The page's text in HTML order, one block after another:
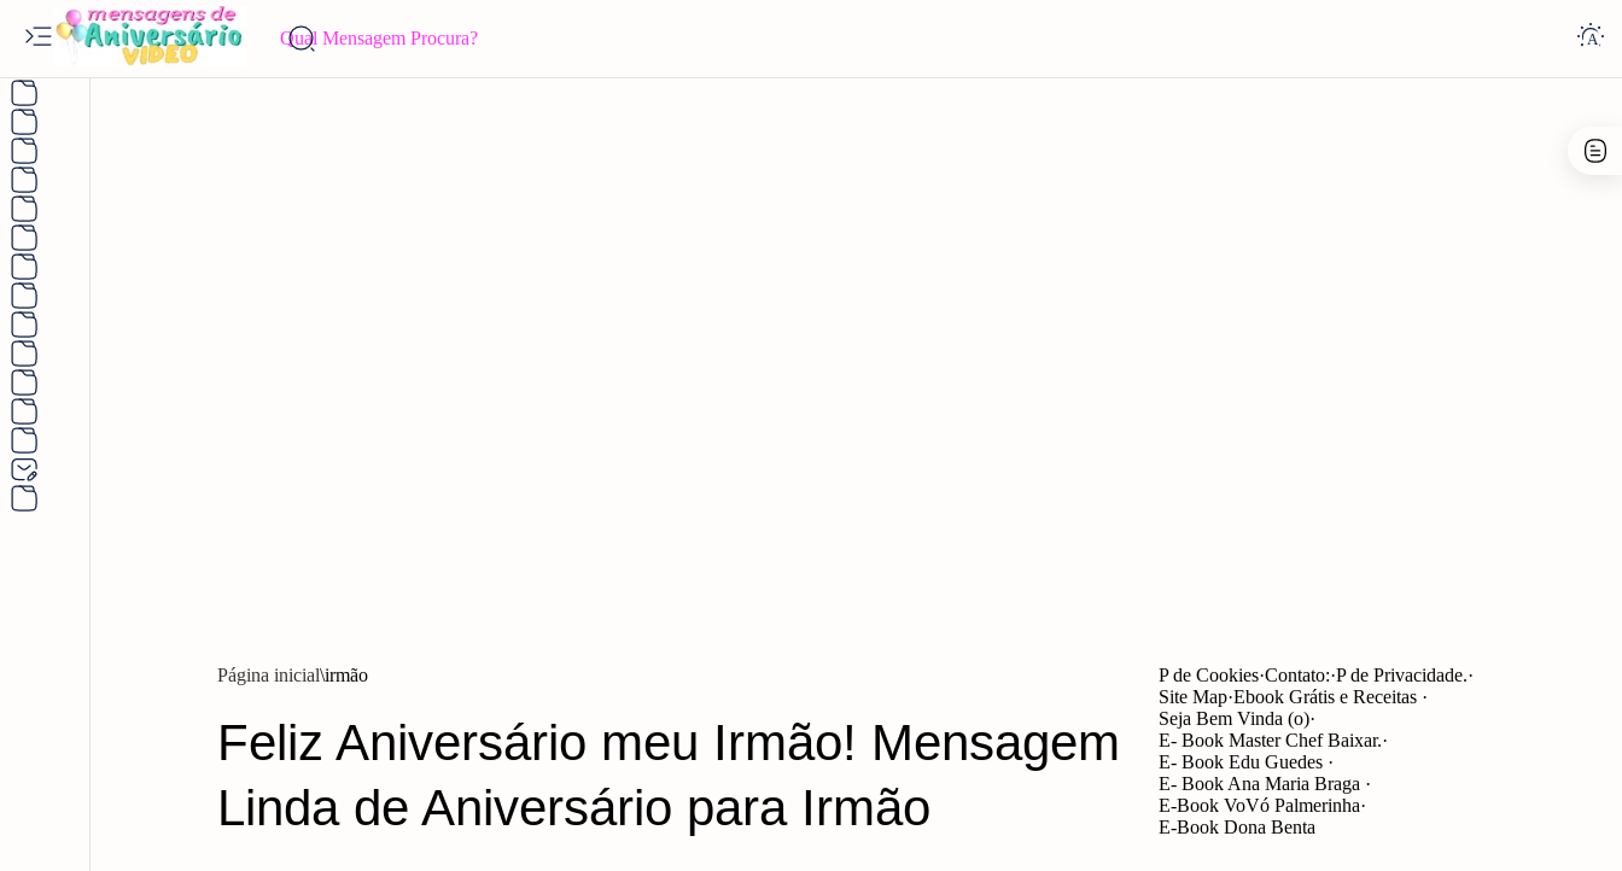
Página inicial irmão
Feliz Aniversário meu Irmão! Mensagem
Linda de Aniversário para Irmão
P de Cookies Contato: P de Privacidade.
Site Map Ebook Grátis e Receitas
Seja Bem Vinda (o)
E- Book Master Chef Baixar.
E- Book Edu Guedes
E- Book Ana Maria Braga
E-Book VoVó Palmerinha
E-Book Dona Benta